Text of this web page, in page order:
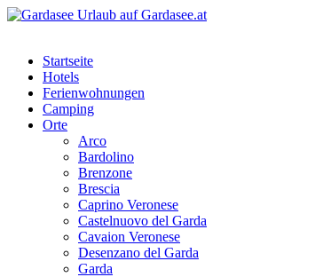
Startseite
Hotels
Ferienwohnungen
Camping
Orte
Arco
Bardolino
Brenzone
Brescia
Caprino Veronese
Castelnuovo del Garda
Cavaion Veronese
Desenzano del Garda
Garda